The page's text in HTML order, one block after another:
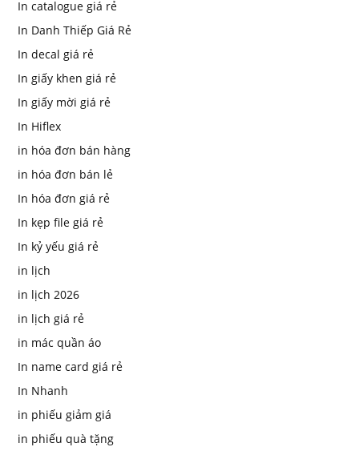
In catalogue giá rẻ
In Danh Thiếp Giá Rẻ
In decal giá rẻ
In giấy khen giá rẻ
In giấy mời giá rẻ
In Hiflex
in hóa đơn bán hàng
in hóa đơn bán lẻ
In hóa đơn giá rẻ
In kẹp file giá rẻ
In kỷ yếu giá rẻ
in lịch
in lịch 2026
in lịch giá rẻ
in mác quần áo
In name card giá rẻ
In Nhanh
in phiếu giảm giá
in phiếu quà tặng